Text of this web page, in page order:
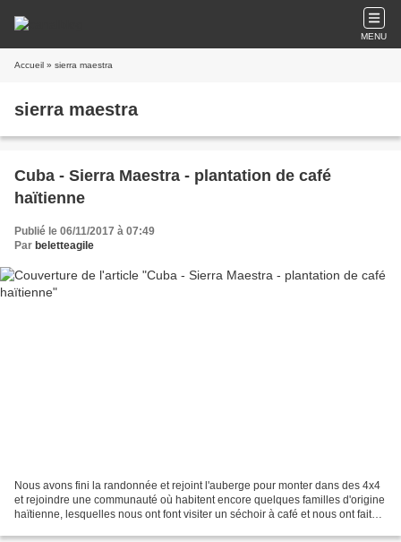
MENU
Accueil » sierra maestra
sierra maestra
Cuba - Sierra Maestra - plantation de café
haïtienne
Publié le 06/11/2017 à 07:49
Par beletteagile
Nous avons fini la randonnée et rejoint l'auberge pour monter dans des 4x4
et rejoindre une communauté où habitent encore quelques familles d'origine
haïtienne, lesquelles nous ont font visiter un séchoir à café et nous ont fait